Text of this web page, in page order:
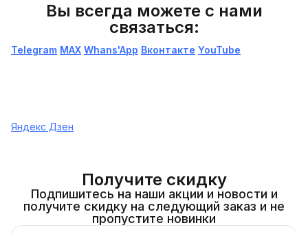
Вы всегда можете с нами
связаться:
Telegram МАХ Whans'App Вконтакте YouTube
Яндекс Дзен
Получите скидку
Подпишитесь на наши акции и новости и
получите скидку на следующий заказ и не
пропустите новинки